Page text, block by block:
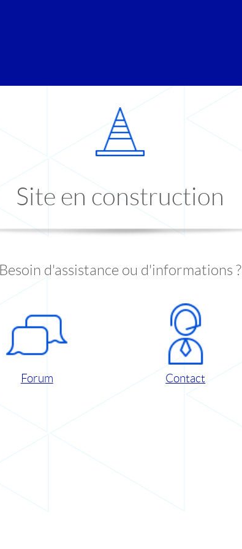
Site en construction
Besoin d'assistance ou d'informations ?
Forum Contact